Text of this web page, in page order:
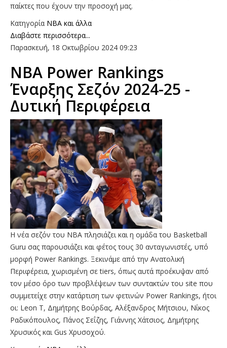
παίκτες που έχουν την προσοχή μας.
Κατηγορία NBA και άλλα
Διαβάστε περισσότερα...
Παρασκευή, 18 Οκτωβρίου 2024 09:23
ΝΒΑ Power Rankings
Έναρξης Σεζόν 2024-25 -
Δυτική Περιφέρεια
Η νέα σεζόν του NBA πλησιάζει και η ομάδα του Basketball
Guru σας παρουσιάζει και φέτος τους 30 ανταγωνιστές, υπό
μορφή Power Rankings. Ξεκινάμε από την Ανατολική
Περιφέρεια, χωρισμένη σε tiers, όπως αυτά προέκυψαν από
τον μέσο όρο των προβλέψεων των συντακτών του site που
συμμετείχε στην κατάρτιση των φετινών Power Rankings, ήτοι
οι: Leon T, Δημήτρης Βούρδας, Αλέξανδρος Μήτσιου, Νίκος
Ραδικόπουλος, Πάνος Σεΐζης, Γιάννης Χάτσιος, Δημήτρης
Χρυσικός και Gus Χρυσοχού.